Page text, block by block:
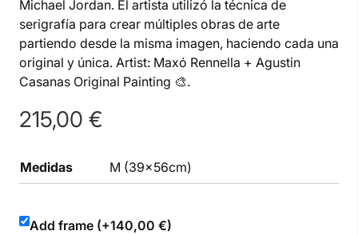
Michael Jordan. El artista utilizó la técnica de
serigrafía para crear múltiples obras de arte
partiendo desde la misma imagen, haciendo cada una
original y única. Artist: Maxó Rennella + Agustin
Casanas Original Painting 🎨.
215,00 €
Medidas M (39x56cm)
Add frame (+140,00 €)